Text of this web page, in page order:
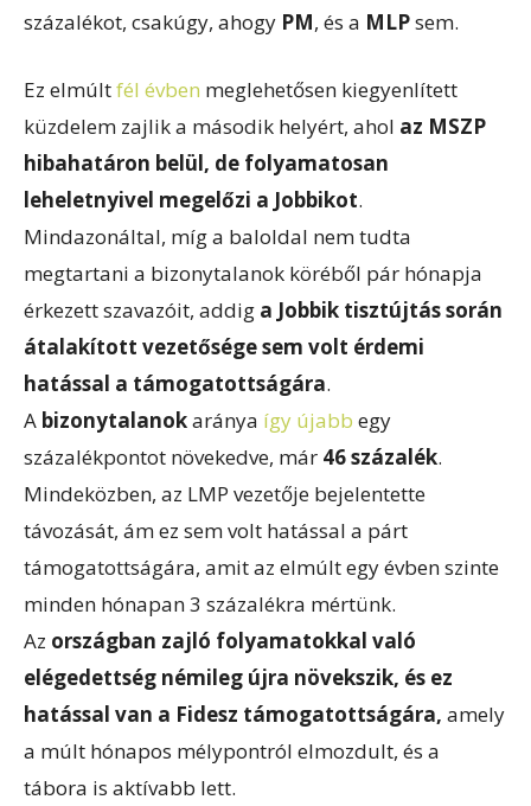
százalékot, csakúgy, ahogy PM, és a MLPsem.
Ez elmúltfél évben meglehetősen kiegyenlített
küzdelem zajlik a második helyért, ahol az MSZP
hibahatáron belül, de folyamatosan
leheletnyivel megelőzi a Jobbikot.
Mindazonáltal, míg a baloldal nem tudta
megtartani a bizonytalanok köréből pár hónapja
érkezett szavazóit, addig a Jobbik tisztújtás során
átalakított vezetősége sem volt érdemi
hatással a támogatottságára.
A bizonytalanokaránya így újabb egy
százalékpontot növekedve, már 46 százalék.
Mindeközben, az LMP vezetője bejelentette
távozását, ám ez sem volt hatással a párt
támogatottságára, amit az elmúlt egy évben szinte
minden hónapan 3 százalékra mértünk.
Az országban zajló folyamatokkal való
elégedettség némileg újra növekszik, és ez
hatással van a Fidesz támogatottságára, amely
a múlt hónapos mélypontról elmozdult, és a
tábora is aktívabb lett.